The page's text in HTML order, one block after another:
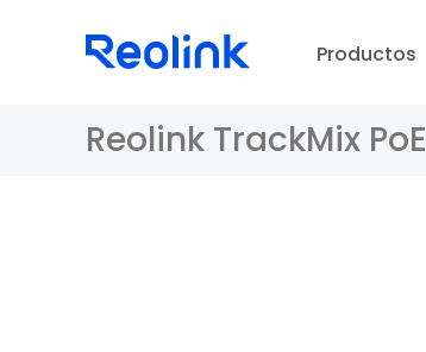
Productos
Reolink TrackMix PoE